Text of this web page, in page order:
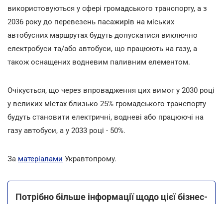
використовуються у сфері громадського транспорту, а з
2036 року до перевезень пасажирів на міських
автобусних маршрутах будуть допускатися виключно
електробуси та/або автобуси, що працюють на газу, а
також оснащених водневим паливним елементом.
Очікується, що через впровадження цих вимог у 2030 році
у великих містах близько 25% громадського транспорту
будуть становити електричні, водневі або працюючі на
газу автобуси, а у 2033 році - 50%.
За матеріалами Укравтопрому.
Потрібно більше інформації щодо цієї бізнес-